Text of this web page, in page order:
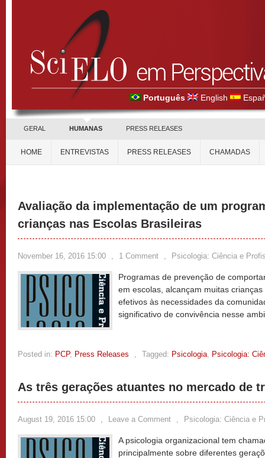
Português English
GERAL HUMANAS PRESS RELEASES
HOME ENTREVISTAS PRESS RELEASES CHAMADAS
Avaliação da implementação de um
crianças nas Escolas Brasileiras
November 16, 2016 15:00 , 1 Comment , Psicologia: Ciência e
Programas de prevenção de
em escolas, alcançam muitas
efetivos às necessidades da
significativo de convivência nesse
Posted in: PCP, Press Releases , Tagged: Psicologia, Psicologia:
As três gerações atuantes no mercado de
August 19, 2016 15:00 , Leave a Comment , Psicologia: Ciência e
A psicologia organizacional tem
principalmente sobre diferentes